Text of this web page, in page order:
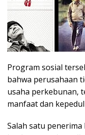
Program sosial
bahwa perusahaan
usaha perkebunan,
manfaat dan
Salah satu